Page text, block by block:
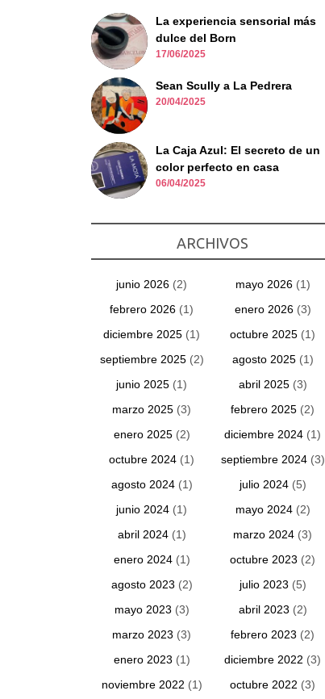
La experiencia sensorial más
dulce del Born
17/06/2025
Sean Scully a La Pedrera
20/04/2025
La Caja Azul: El secreto de un
color perfecto en casa
06/04/2025
ARCHIVOS
junio 2026 (2) mayo 2026(1)
febrero 2026 (1) enero 2026(3)
diciembre 2025 (1) octubre 2025 (1)
septiembre 2025(2) agosto 2025(1)
junio 2025 (1) abril 2025(3)
marzo 2025 (3) febrero 2025 (2)
enero 2025(2) diciembre 2024 (1)
octubre 2024 (1) septiembre 2024(3)
agosto 2024(1) julio 2024(5)
junio 2024 (1) mayo 2024(2)
abril 2024(1) marzo 2024 (3)
enero 2024(1) octubre 2023 (2)
agosto 2023 (2) julio 2023 (5)
mayo 2023 (3) abril 2023 (2)
marzo 2023 (3) febrero 2023 (2)
enero 2023 (1) diciembre 2022 (3)
noviembre 2022 (1) octubre 2022 (3)